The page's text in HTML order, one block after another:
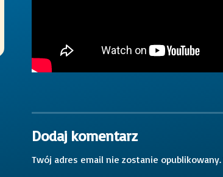
Dodaj komentarz
Twój adres email nie zostanie opublikowany.